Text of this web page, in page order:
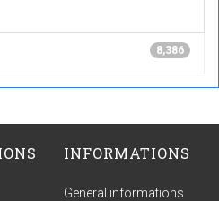
8,386
INFORMATIONS
General informations